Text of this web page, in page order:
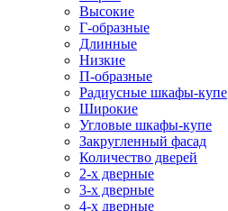
Высокие
Г-образные
Длинные
Низкие
П-образные
Радиусные шкафы-купе
Широкие
Угловые шкафы-купе
Закругленный фасад
Количество дверей
2-х дверные
3-х дверные
4-х дверные